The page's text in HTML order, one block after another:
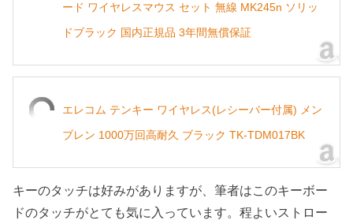
ード ワイヤレスマウス セット 無線 MK245n ソリッ
ドブラック 国内正規品 3年間無償保証
エレコム テンキー ワイヤレス(レシーバー付属) メン
ブレン 1000万回高耐久 ブラック TK-TDM017BK
キーのタッチは好みがありますが、筆者はこのキーボー
ドのタッチがとても気に入っています。程よいストロー